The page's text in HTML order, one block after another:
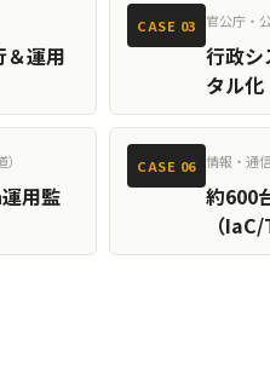
＆運用
CASE 03 官公庁・
行政シ
タル化
用監
CASE 06 情報・通信
約600
（